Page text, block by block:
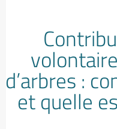
d’arbres :
et quelle